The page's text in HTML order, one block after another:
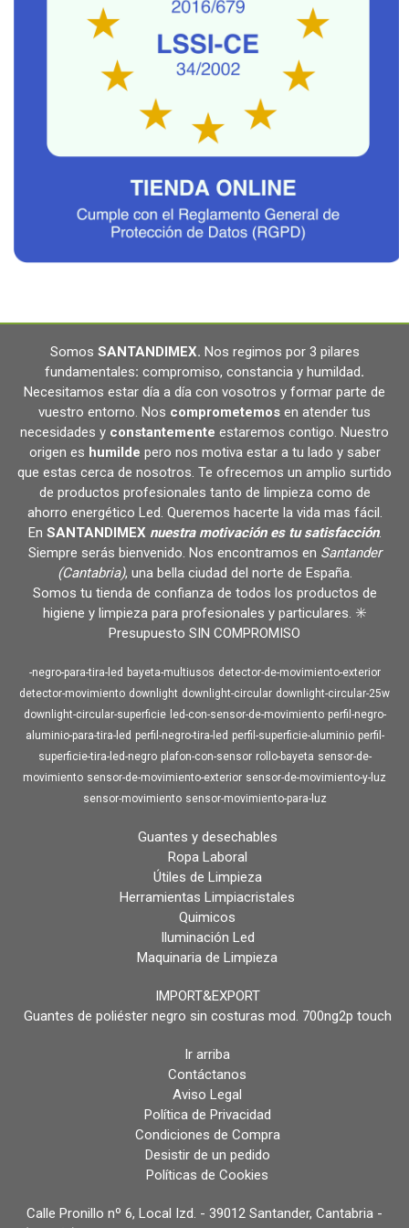
Somos SANTANDIMEX. Nos regimos por 3 pilares
fundamentales: compromiso, constancia y humildad.
Necesitamos estar día a día con vosotros y formar parte de
vuestro entorno. Nos comprometemos en atender tus
necesidades y constantemente estaremos contigo. Nuestro
origen es humilde pero nos motiva estar a tu lado y saber
que estas cerca de nosotros. Te ofrecemos un amplio surtido
de productos profesionales tanto de limpieza como de
ahorro energético Led. Queremos hacerte la vida mas fácil.
En SANTANDIMEX nuestra motivación es tu satisfacción.
Siempre serás bienvenido. Nos encontramos en Santander
(Cantabria), una bella ciudad del norte de España.
Somos tu tienda de confianza de todos los productos de
higiene y limpieza para profesionales y particulares. ✳️
Presupuesto SIN COMPROMISO
-negro-para-tira-led bayeta-multiusos detector-de-movimiento-exterior
detector-movimiento downlight downlight-circular downlight-circular-25w
downlight-circular-superficie
led-con-sensor-de-movimiento perfil-negro-
aluminio-para-tira-led perfil-negro-tira-led perfil-superficie-aluminio perfil-
superficie-tira-led-negro plafon-con-sensor rollo-bayeta sensor-de-
movimiento sensor-de-movimiento-exterior sensor-de-movimiento-y-luz
sensor-movimiento sensor-movimiento-para-luz
Guantes y desechables
Ropa Laboral
Útiles de Limpieza
Herramientas Limpiacristales
Quimicos
Iluminación Led
Maquinaria de Limpieza
IMPORT&EXPORT
Guantes de poliéster negro sin costuras mod. 700ng2p touch
Ir arriba
Contáctanos
Aviso Legal
Política de Privacidad
Condiciones de Compra
Desistir de un pedido
Políticas de Cookies
Calle Pronillo nº 6, Local Izd. - 39012 Santander, Cantabria -